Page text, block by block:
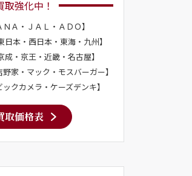
取強化中！
Ａ・ＪＡＬ・ＡＤＯ】
日本・西日本・東海・九州】
成・京王・近畿・名古屋】
家・マック・モスバーガー】
クカメラ・ケーズデンキ】
取価格表